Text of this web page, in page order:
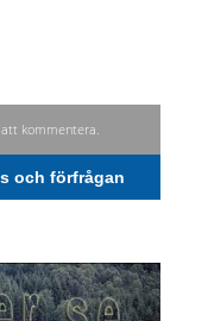
kommentera.
och förfrågan